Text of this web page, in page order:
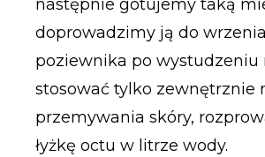
następnie gotujemy taką
doprowadzimy ją do
poziewnika po wystudzeniu
stosować tylko zewnętrznie
przemywania skóry,
łyżkę octu w litrze wody.